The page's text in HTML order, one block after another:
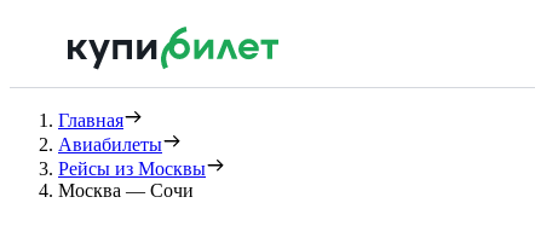
Главная
Авиабилеты
Рейсы из Москвы
Москва — Сочи